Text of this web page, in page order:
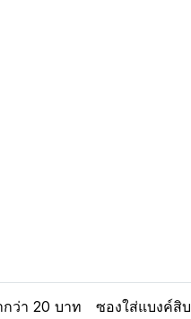
ว่า 20 บาท ซองใส่แบงค์สิบ